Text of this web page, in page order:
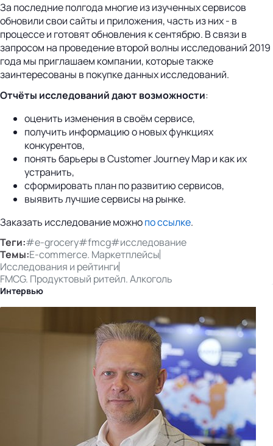
За последние полгода многие из изученных сервисов
обновили свои сайты и приложения, часть из них - в
процессе и готовят обновления к сентябрю. В связи в
запросом на проведение второй волны исследований 2019
года мы приглашаем компании, которые также
заинтересованы в покупке данных исследований.
Отчёты исследований дают возможности:
оценить изменения в своём сервисе,
получить информацию о новых функциях
конкурентов,
понять барьеры в Customer Journey Map и как их
устранить,
сформировать план по развитию сервисов,
выявить лучшие сервисы на рынке.
Заказать исследование можнопо ссылке.
Теги:#e-grocery#fmcg#исследование
Темы:E-commerce. Маркетплейсы
Исследования и рейтинги
FMCG. Продуктовый ритейл. Алкоголь
Интервью